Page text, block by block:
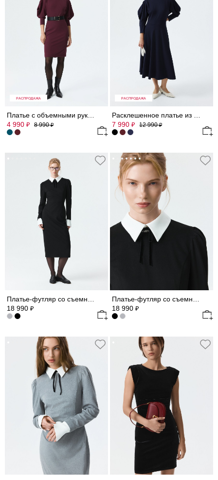
РАСПРОДАЖА
4 990 ₽ 8 990₽
РАСПРОДАЖА
7 990 ₽ 12 990₽
18 990 ₽
18 990 ₽